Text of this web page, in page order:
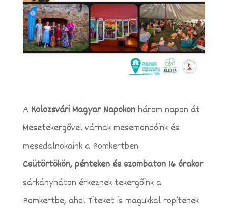
A Kolozsvári Magyar Napokonhárom napon át
Mesetekergővel várnak mesemondóink és
mesedalnokaink a Romkertben.
Csütörtökön, pénteken és szombaton 16 órakor
sárkányháton érkeznek tekergőink a
Romkertbe, ahol Titeket is magukkal röpítenek